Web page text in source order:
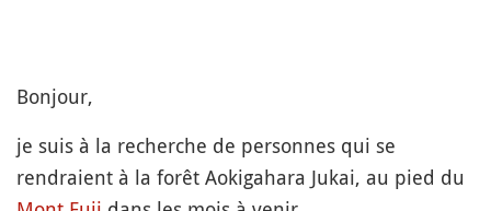
Bonjour,
je suis à la recherche de personnes qui se
rendraient à la forêt Aokigahara Jukai, au pied du